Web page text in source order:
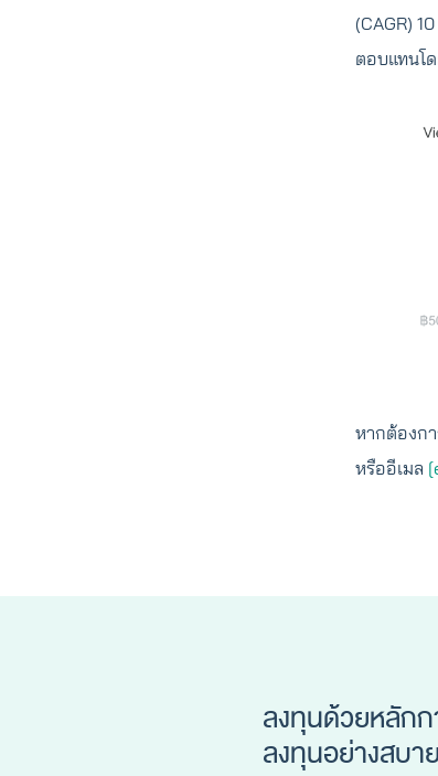
(CAGR)
ตอบแทนโ
หากต้องก
หรืออีเมล
ลงทุนด้วยหลัก
ลงทุนอย่างสบา